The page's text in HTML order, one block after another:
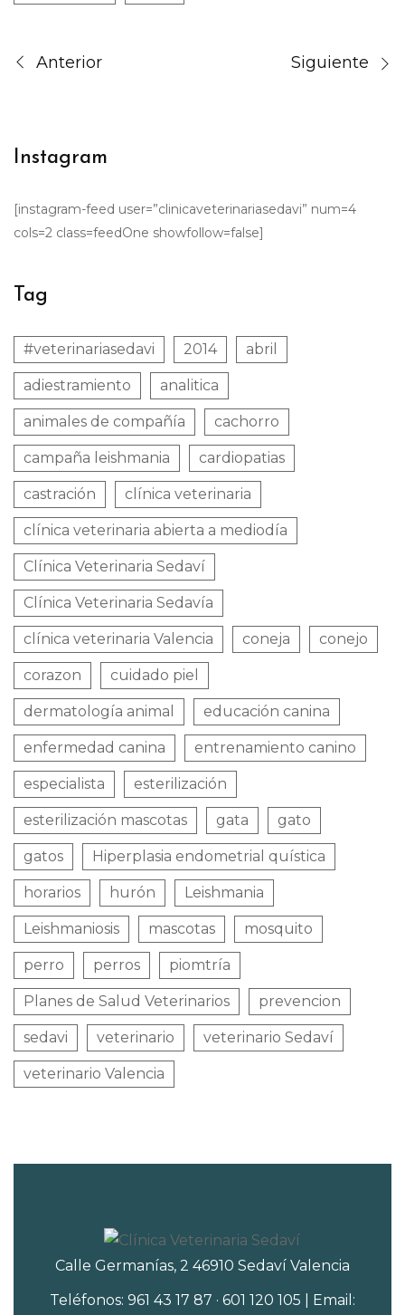
Anterior Siguiente
Instagram
[instagram-feed user=”clinicaveterinariasedavi” num=4
cols=2 class=feedOne showfollow=false]
Tag
#veterinariasedavi 2014 abril
adiestramiento analitica
animales de compañía cachorro
campaña leishmania cardiopatias
castración clínica veterinaria
clínica veterinaria abierta a mediodía
Clínica Veterinaria Sedaví
Clínica Veterinaria Sedavía
clínica veterinaria Valencia coneja conejo
corazon cuidado piel
dermatología animal educación canina
enfermedad canina entrenamiento canino
especialista esterilización
esterilización mascotas gata gato
gatos Hiperplasia endometrial quística
horarios hurón Leishmania
Leishmaniosis mascotas mosquito
perro perros piomtría
Planes de Salud Veterinarios prevencion
sedavi veterinario veterinario Sedaví
veterinario Valencia
Calle Germanías, 2 46910 Sedaví Valencia
Teléfonos: 961 43 17 87 · 601 120 105 | Email: